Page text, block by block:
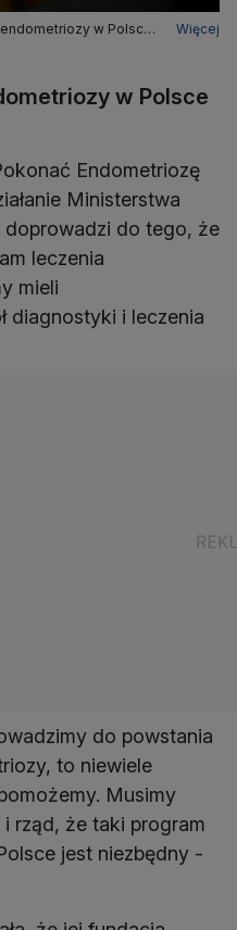
w Polsce
Więcej
w Polsce
Endometriozę
Ministerstwa
do tego, że
leczenia
mieli
diagnostyki i leczenia
do powstania
to niewiele
Musimy
rząd, że taki program
jest niezbędny -